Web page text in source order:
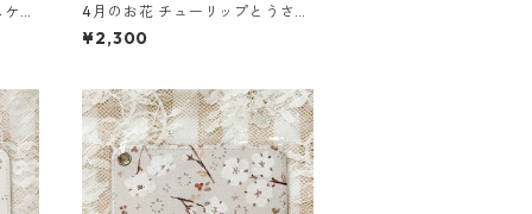
ー
4月のお花 チューリップとうさぎ
のパスケース
¥2,300